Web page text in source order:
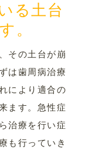
る土台
。
その土台が崩
は歯周病治療
により適合の
ます。急性症
治療を行い症
も行っていき